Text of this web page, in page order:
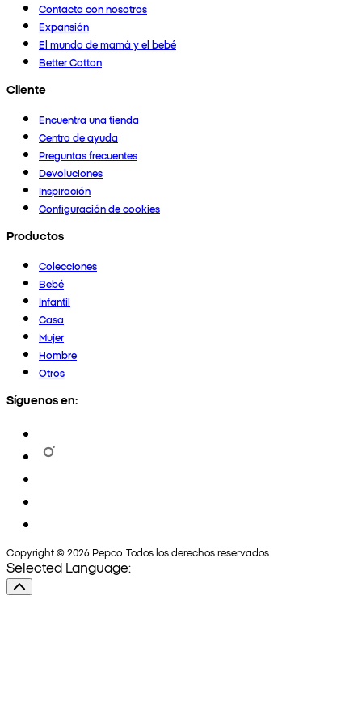
Contacta con nosotros
Expansión
El mundo de mamá y el bebé
Better Cotton
Cliente
Encuentra una tienda
Centro de ayuda
Preguntas frecuentes
Devoluciones
Inspiración
Configuración de cookies
Productos
Colecciones
Bebé
Infantil
Casa
Mujer
Hombre
Otros
Síguenos en:
Copyright © 2026 Pepco. Todos los derechos reservados.
Selected Language: